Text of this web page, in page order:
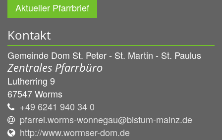
Aktueller Pfarrbrief
Kontakt
Gemeinde Dom St. Peter - St. Martin - St. Paulus
Zentrales Pfarrbüro
Lutherring 9
67547Worms
+49 6241 940 34 0
pfarrei.worms-wonnegau@bistum-mainz.de
http://www.wormser-dom.de